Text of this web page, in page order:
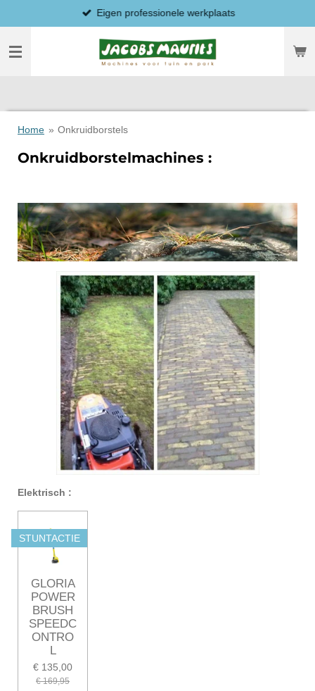
direct
naar
hoofdinhoud
Eigen professionele werkplaats
Home » Onkruidborstels
Onkruidborstelmachines :
Elektrisch :
STUNTACTIE
GLORIA
POWER
BRUSH
SPEEDC
ONTRO
L
€ 135,00
€ 169,95